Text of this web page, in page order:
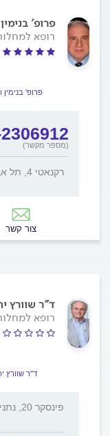
פרופ'
רופא
פרופ'
(מספר מקשר)
רקנאטי 4, תל אביב
צור קשר
ד"ר שוורץ
רופא
ד"ר שוורץ
פינסקר 20, נתניה